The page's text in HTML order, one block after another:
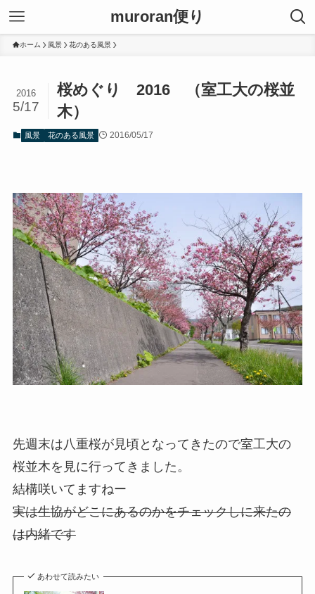
muroran便り
ホーム 風景 花のある風景
桜めぐり 2016 （室工大の桜並
木）
2016
5/17
風景 花のある風景 2016/05/17
先週末は八重桜が見頃となってきたので室工大の
桜並木を見に行ってきました。
結構咲いてますねー
実は生協がどこにあるのかをチェックしに来たの
は内緒です
あわせて読みたい